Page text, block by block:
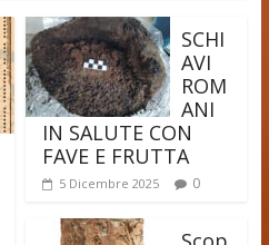
SCHI
AVI
ROM
ANI
IN SALUTE CON
FAVE E FRUTTA
5 Dicembre 2025 0